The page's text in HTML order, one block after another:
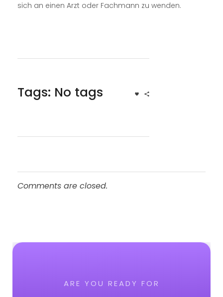
sich an einen Arzt oder Fachmann zu wenden.
Tags: No tags
Comments are closed.
ARE YOU READY FOR